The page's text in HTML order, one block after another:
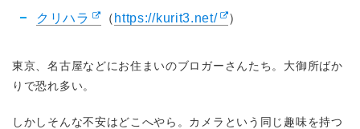
クリハラ
（ https://kurit3.net/ ）
東京、名古屋などにお住まいのブロガーさんたち。大御所ばか
りで恐れ多い。
しかしそんな不安はどこへやら。カメラという同じ趣味を持つ